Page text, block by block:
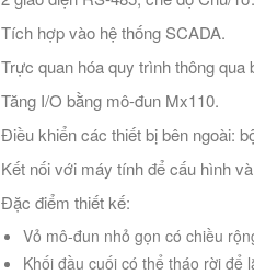
Tích hợp vào hệ thống SCADA.
Trực quan hóa quy trình thông qua
Tăng I/O bằng mô-đun Mx110.
Điều khiển các thiết bị bên ngoài:
Kết nối với máy tính để cấu hình
Đặc điểm thiết kế:
Vỏ mô-đun nhỏ gọn có chiều
Khối đầu cuối có thể tháo rời để